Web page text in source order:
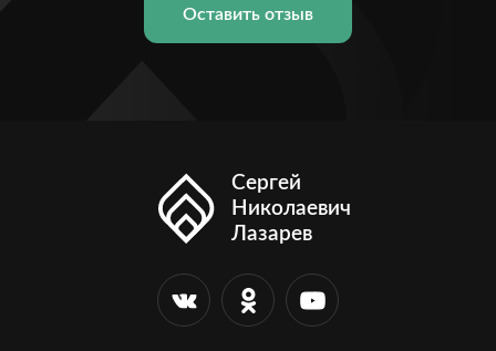
Оставить отзыв
Сергей
Николаевич
Лазарев